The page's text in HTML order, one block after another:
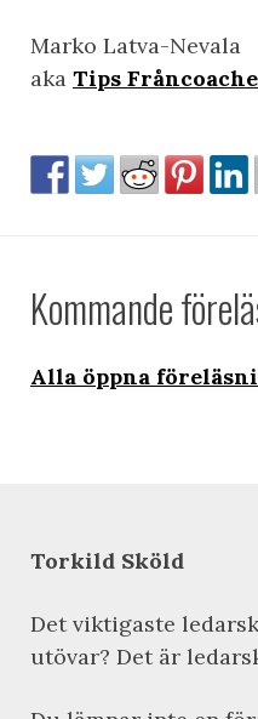
Marko Latva-Nevala
aka Tips
Kommande
Alla öppna
Torkild Sköld
Det viktigaste
utövar? Det är